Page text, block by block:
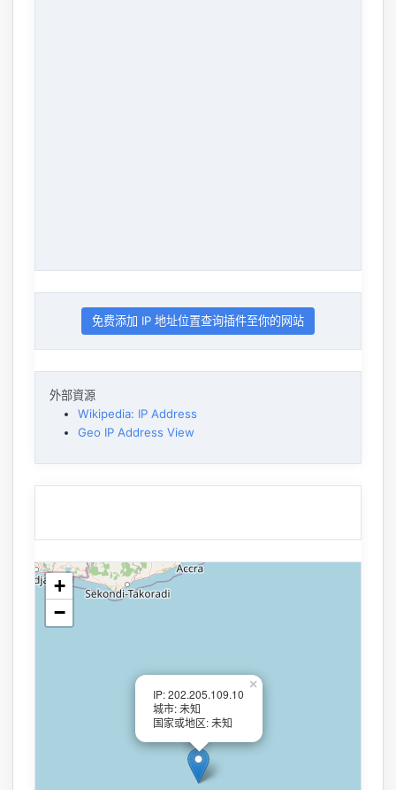
免费添加 IP 地址位置查询插件至你的网站
外部資源
Wikipedia: IP Address
Geo IP Address View
IP: 202.205.109.10
城市: 未知
国家或地区: 未知
×
+
−